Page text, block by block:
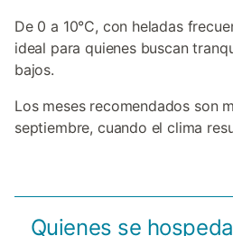
De 0 a 10°C, con heladas
ideal para quienes buscan
bajos.
Los meses recomendados son
septiembre, cuando el clima
Quienes se